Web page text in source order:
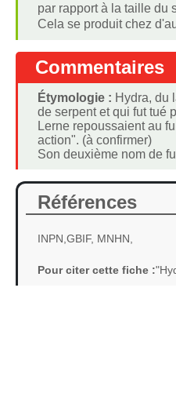
par rapport à la taille du
Cela se produit chez
Commentaires
Étymologie : Hydra, du
de serpent et qui fut tué
Lerne repoussaient au
action". (à confirmer)
Son deuxième nom de
Références
INPN,GBIF, MNHN,
Pour citer cette fiche :